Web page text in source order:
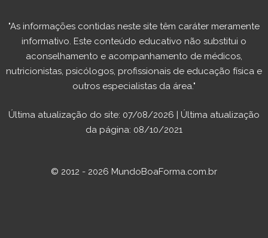
"As informações contidas neste site têm caráter meramente
informativo. Este conteúdo educativo não substitui o
aconselhamento e acompanhamento de médicos,
nutricionistas, psicólogos, profissionais de educação física e
outros especialistas da área."
Última atualização do site: 07/08/2026 | Última atualização
da página: 08/10/2021
© 2012 - 2026 MundoBoaForma.com.br